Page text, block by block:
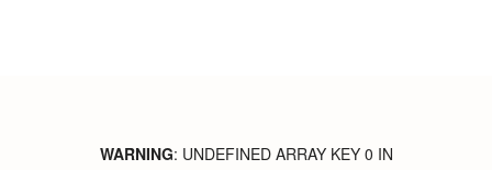
WARNING: UNDEFINED ARRAY KEY 0 IN